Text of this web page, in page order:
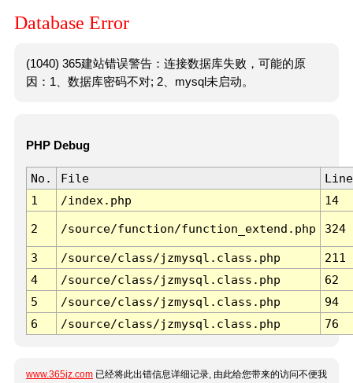
Database Error
(1040) 365建站错误警告：连接数据库失败，可能的原
因：1、数据库密码不对; 2、mysql未启动。
PHP Debug
No. File
Line
1
/index.php 14
2 /source/function/function_extend.php 324
3 /source/class/jzmysql.class.php
211
4
/source/class/jzmysql.class.php
62
5
/source/class/jzmysql.class.php
94
6
/source/class/jzmysql.class.php 76
www.365jz.com 已经将此出错信息详细记录, 由此给您带来的访问不便我